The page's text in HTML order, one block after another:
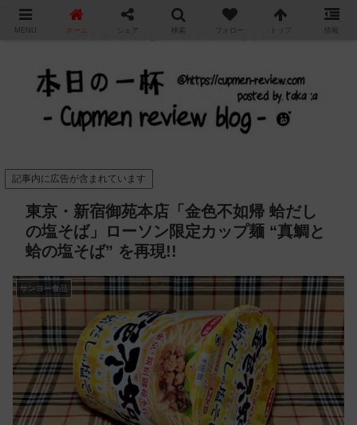
カップ麺の新商品をレビュー / アレンジするブログ
記事内に広告が含まれています
東京・新宿御苑本店「金色不如帰 蛤だし
の塩そば」ローソン限定カップ麺 “真鯛と
蛤の塩そば” を再現!!
サンヨー食品
MENU ホーム シェア 検索 フォロー トップ 情報